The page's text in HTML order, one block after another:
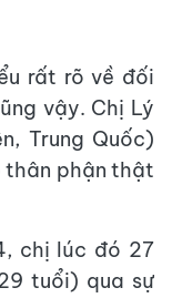
rất rõ về đối
vậy. Chị Lý
Trung Quốc)
thân phận thật
chị lúc đó 27
tuổi) qua sự